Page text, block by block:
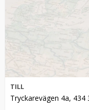
TILL
Tryckarevägen 4a, 434